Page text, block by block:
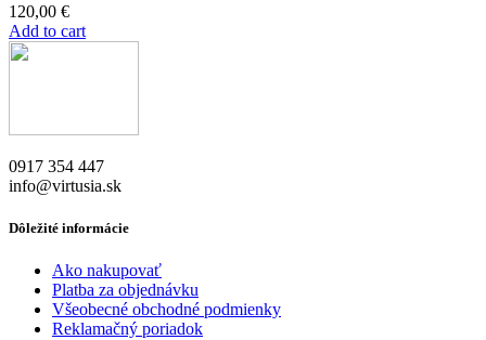
120,00 €
Add to cart
0917 354 447
info@virtusia.sk
Dôležité informácie
Ako nakupovať
Platba za objednávku
Všeobecné obchodné podmienky
Reklamačný poriadok